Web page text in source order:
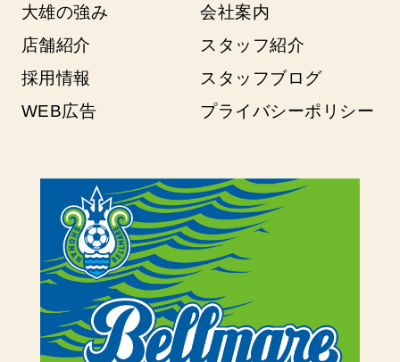
大雄の強み
会社案内
店舗紹介
スタッフ紹介
採用情報
スタッフブログ
WEB広告
プライバシーポリシー